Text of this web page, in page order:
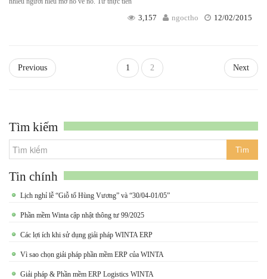
12/02/2015
ngoctho
3,157
Previous 1 2 Next
Tìm kiếm
Tin chính
Lịch nghỉ lễ “Giỗ tổ Hùng Vương” và “30/04-01/05”
Phần mềm Winta cập nhật thông tư 99/2025
Các lợi ích khi sử dụng giải pháp WINTA ERP
Vì sao chọn giải pháp phần mềm ERP của WINTA
Giải pháp & Phần mềm ERP Logistics WINTA